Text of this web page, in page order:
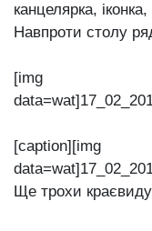
канцелярка,
Навпроти столу
[img
[caption][img
Ще трохи